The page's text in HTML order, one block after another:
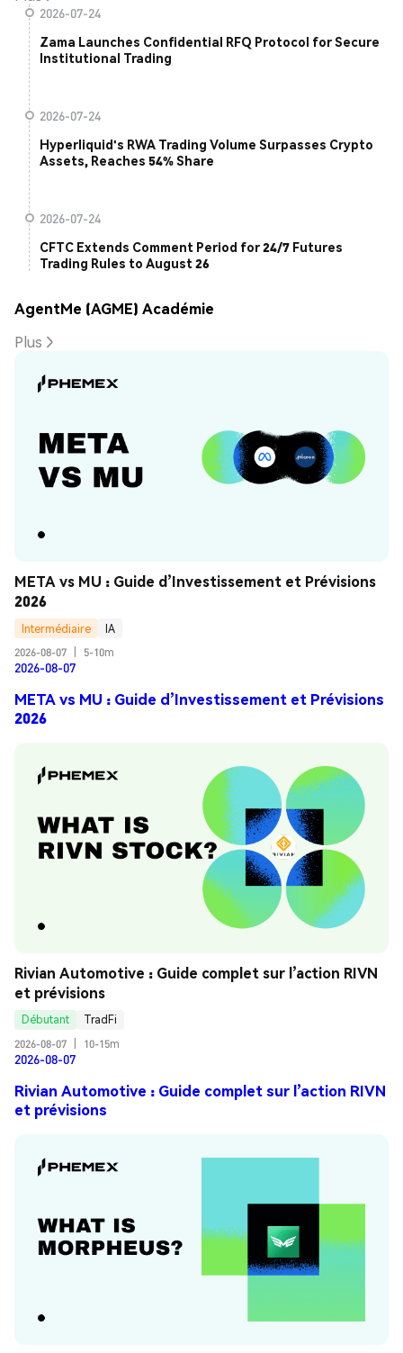
2026-07-24
Zama Launches Confidential RFQ Protocol for Secure
Institutional Trading
2026-07-24
Hyperliquid's RWA Trading Volume Surpasses Crypto
Assets, Reaches 54% Share
2026-07-24
CFTC Extends Comment Period for 24/7 Futures
Trading Rules to August 26
AgentMe (AGME) Académie
Plus
META vs MU : Guide d’Investissement et Prévisions
2026
Intermédiaire
IA
2026-08-07
5-10m
2026-08-07
META vs MU : Guide d’Investissement et Prévisions
2026
Rivian Automotive : Guide complet sur l’action RIVN
et prévisions
Débutant
TradFi
2026-08-07
10-15m
2026-08-07
Rivian Automotive : Guide complet sur l’action RIVN
et prévisions